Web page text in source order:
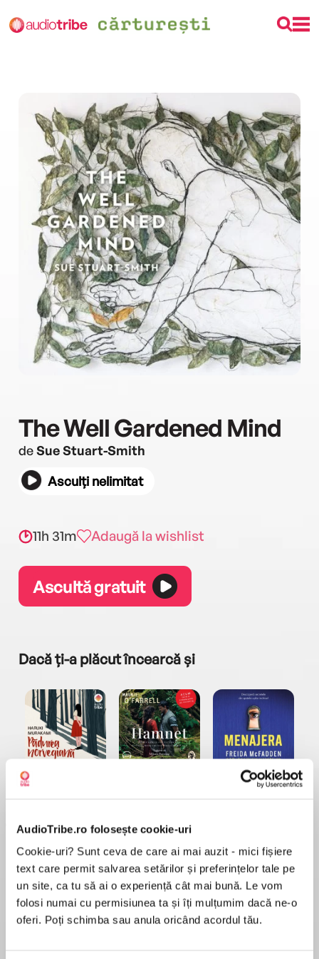
AudioTribe.ro folosește cookie-uri
Cookie-uri? Sunt ceva de care ai mai auzit - mici fișiere
text care permit salvarea setărilor și preferințelor tale pe
un site, ca tu să ai o experiență cât mai bună. Le vom
folosi numai cu permisiunea ta și îți mulțumim dacă ne-o
oferi. Poți schimba sau anula oricând acordul tău.
The Well Gardened Mind
deSue Stuart-Smith
Asculți nelimitat
11h 31m Adaugă la wishlist
Ascultă gratuit
Dacă ți-a plăcut încearcă și
Pădurea norvegiană
de...
Dani Francis
la...
Lauren Weisberger
Menajera
Sohn Won-pyung